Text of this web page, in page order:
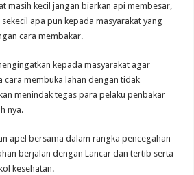
masih kecil jangan biarkan api membesar,
apa pun kepada masyarakat yang
cara membakar.
kepada masyarakat agar
cara membuka lahan dengan tidak
menindak tegas para pelaku penbakar
nya.
apel bersama dalam rangka pencegahan
berjalan dengan Lancar dan tertib serta
kesehatan.